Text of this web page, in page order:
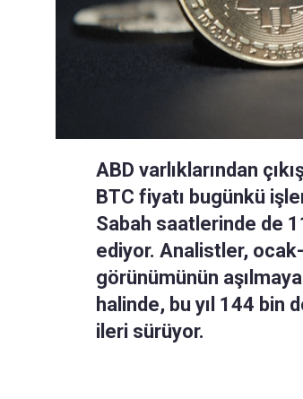
ABD varlıklarından
BTC fiyatı bugünkü
Sabah saatlerinde de
ediyor. Analistler, ocak-
görünümünün aşılmaya
halinde, bu yıl 144
ileri sürüyor.